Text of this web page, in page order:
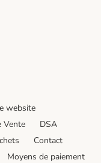
website
Vente
DSA
Contact
Moyens de paiement